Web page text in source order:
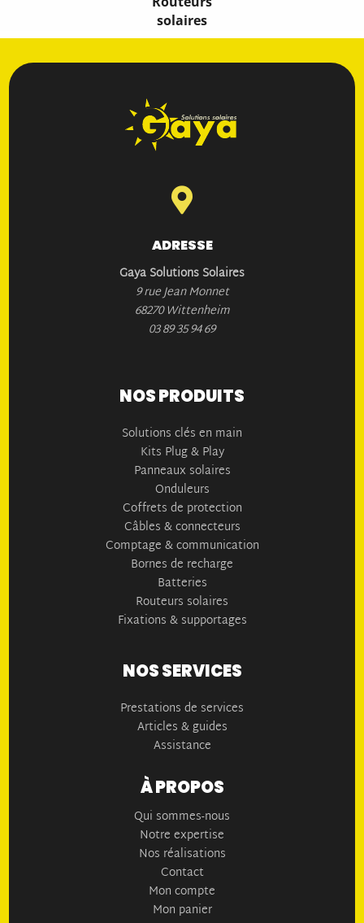
choisi par rapport à vos besoins réels.
que les solutions qui offrent le meilleur équilibre entre
Que vous cherchiez la simplicité d’un système centralisé ou la
flexibilité des micro-onduleurs, notre engagement reste le
même : vous fournir l’équipement qui saura se faire oublier
économies qu’il génère chaque jour. Votre autonomie
énergétique mérite un cœur solide et intelligent.
solaires

ADRESSE
Gaya Solutions Solaires
9 rue Jean Monnet
68270 Wittenheim
03 89 35 94 69
NOS PRODUITS
Solutions clés en main
Kits Plug & Play
Panneaux solaires
Onduleurs
Coffrets de protection
Câbles & connecteurs
Comptage & communication
Bornes de recharge
Batteries
Routeurs solaires
Fixations & supportages
NOS SERVICES
Prestations de services
Articles & guides
Assistance
À PROPOS
Qui sommes-nous
Notre expertise
Nos réalisations
Contact
Mon compte
Mon panier